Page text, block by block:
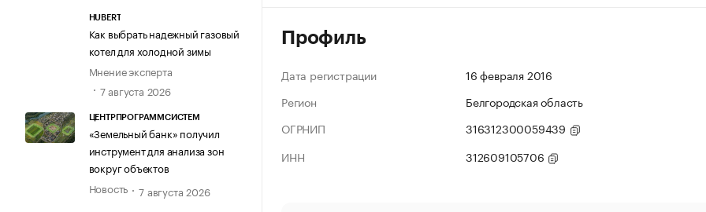
HUBERT
Как выбрать надежный газовый
котел для холодной зимы
Мнение эксперта
7 августа 2026
ЦЕНТРПРОГРАММСИСТЕМ
«Земельный банк» получил
инструмент для анализа зон
вокруг объектов
Новость
7 августа 2026
Профиль
Дата регистрации
16 февраля 2016
Регион
Белгородская область
ОГРНИП
316312300059439
ИНН
312609105706